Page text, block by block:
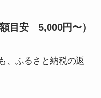
目安 5,000円〜）
、ふるさと納税の返